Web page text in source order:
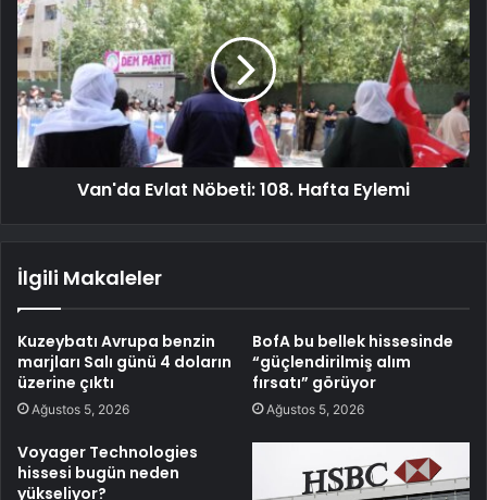
Van'da Evlat Nöbeti: 108. Hafta Eylemi
İlgili Makaleler
Kuzeybatı Avrupa benzin
marjları Salı günü 4 doların
üzerine çıktı
Ağustos 5, 2026
BofA bu bellek hissesinde
“güçlendirilmiş alım
fırsatı” görüyor
Ağustos 5, 2026
Voyager Technologies
hissesi bugün neden
yükseliyor?